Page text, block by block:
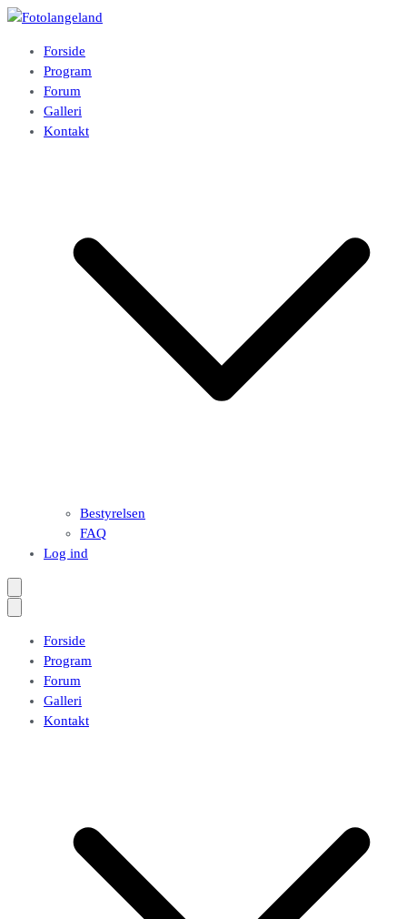
Videre
indhold
Fotolangeland
Fotoklubben på Langeland
Forside
Program
Forum
Galleri
Kontakt
Bestyrelsen
FAQ
Log ind
Forside
Program
Forum
Galleri
Kontakt